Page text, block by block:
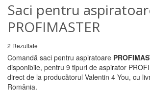
Saci pentru
PROFIMASTER
2 Rezultate
Comandă saci pentru aspiratoare
disponibile, pentru 9 tipuri de aspirator
direct de la producătorul Valentin 4 You, cu
România.